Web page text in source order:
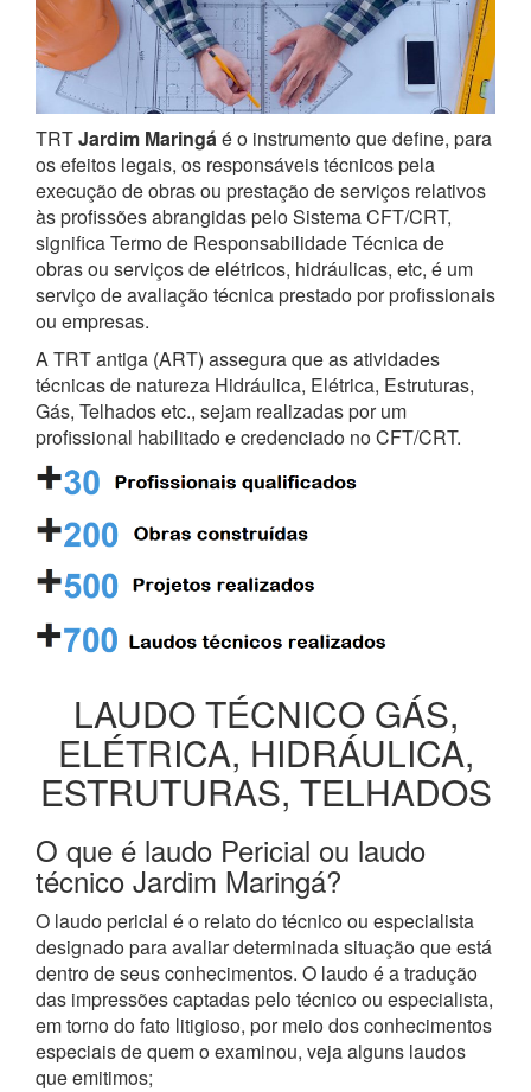
TRTJardim Maringáé o instrumento que define, para
os efeitos legais, os responsáveis técnicos pela
execução de obras ou prestação de serviços relativos
às profissões abrangidas pelo Sistema CFT/CRT,
significa Termo de Responsabilidade Técnica de
obras ou serviços de elétricos, hidráulicas, etc, é um
serviço de avaliação técnica prestado por profissionais
ou empresas.
A TRT antiga (ART) assegura que as atividades
técnicas de natureza Hidráulica, Elétrica, Estruturas,
Gás, Telhados etc., sejam realizadas por um
profissional habilitado e credenciado no CFT/CRT.
LAUDO TÉCNICO GÁS,
ELÉTRICA, HIDRÁULICA,
ESTRUTURAS, TELHADOS
O que é laudo Pericial ou laudo
técnico Jardim Maringá?
O laudo pericial é o relato do técnico ou especialista
designado para avaliar determinada situação que está
dentro de seus conhecimentos. O laudo é a tradução
das impressões captadas pelo técnico ou especialista,
em torno do fato litigioso, por meio dos conhecimentos
especiais de quem o examinou, veja alguns laudos
que emitimos;